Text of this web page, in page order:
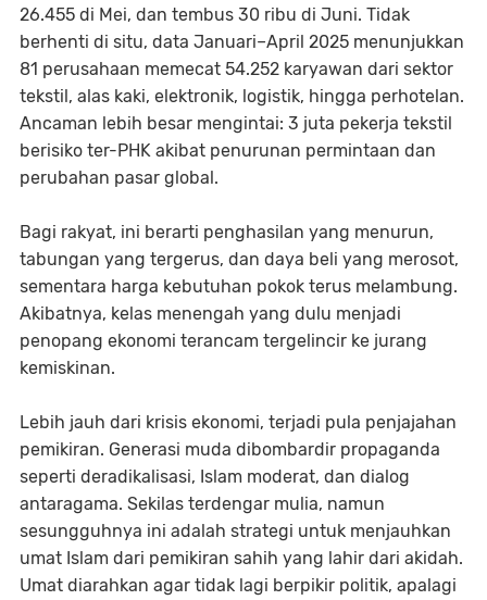
26.455 di Mei, dan tembus 30 ribu di Juni. Tidak
berhenti di situ, data Januari–April 2025 menunjukkan
81 perusahaan memecat 54.252 karyawan dari sektor
tekstil, alas kaki, elektronik, logistik, hingga perhotelan.
Ancaman lebih besar mengintai: 3 juta pekerja tekstil
berisiko ter-PHK akibat penurunan permintaan dan
perubahan pasar global.
Bagi rakyat, ini berarti penghasilan yang menurun,
tabungan yang tergerus, dan daya beli yang merosot,
sementara harga kebutuhan pokok terus melambung.
Akibatnya, kelas menengah yang dulu menjadi
penopang ekonomi terancam tergelincir ke jurang
kemiskinan.
Lebih jauh dari krisis ekonomi, terjadi pula penjajahan
pemikiran. Generasi muda dibombardir propaganda
seperti deradikalisasi, Islam moderat, dan dialog
antaragama. Sekilas terdengar mulia, namun
sesungguhnya ini adalah strategi untuk menjauhkan
umat Islam dari pemikiran sahih yang lahir dari akidah.
Umat diarahkan agar tidak lagi berpikir politik, apalagi